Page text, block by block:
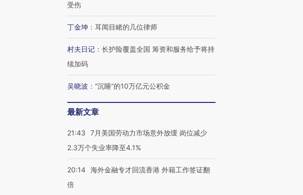
受伤
丁金坤 ： 耳闻目睹的几位律师
村夫日记 ： 长护险覆盖全国 筹资和服务给予将持
续加码
吴晓波 ： “沉睡”的10万亿元公积金
最新文章
21:43
7月美国劳动力市场意外放缓 岗位减少
2.3万个失业率降至4.1%
20:14 海外金融专才回流香港 外籍工作签证翻
倍